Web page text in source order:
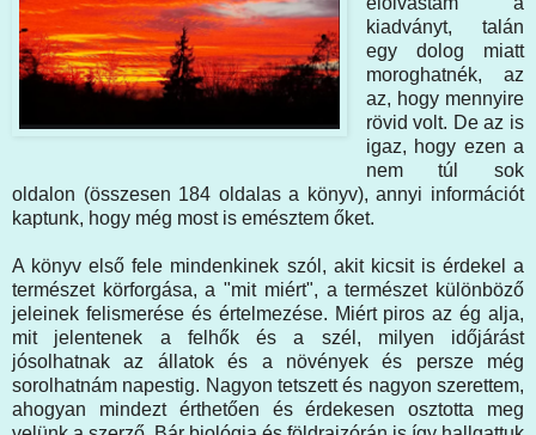
kiadványt, talán
egy dolog miatt
moroghatnék, az
az, hogy mennyire
rövid volt. De az is
igaz, hogy ezen a
nem túl sok
oldalon (összesen 184 oldalas a könyv), annyi információt
kaptunk, hogy még most is emésztem őket.
A könyv első fele mindenkinek szól, akit kicsit is érdekel a
természet körforgása, a "mit miért", a természet különböző
jeleinek felismerése és értelmezése. Miért piros az ég alja,
mit jelentenek a felhők és a szél, milyen időjárást
jósolhatnak az állatok és a növények és persze még
sorolhatnám napestig. Nagyon tetszett és nagyon szerettem,
ahogyan mindezt érthetően és érdekesen osztotta meg